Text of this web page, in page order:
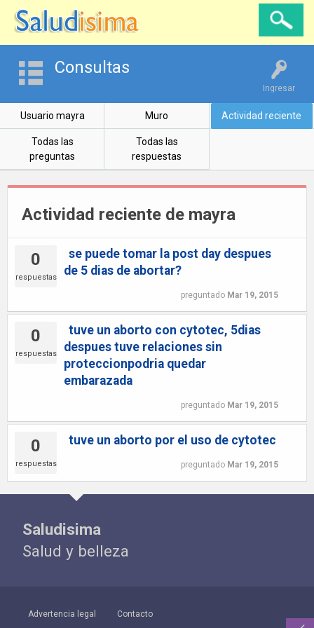
Ingresar
Consultas
Usuario mayra Muro Actividad reciente
Todas las
preguntas
Todas las
respuestas
Actividad reciente de mayra
0
respuestas
se puede tomar la post day despues
de 5 dias de abortar?
preguntado Mar 19, 2015
0
respuestas
tuve un aborto con cytotec, 5dias
despues tuve relaciones sin
proteccionpodria quedar
embarazada
preguntado Mar 19, 2015
0
respuestas
tuve un aborto por el uso de cytotec
preguntado Mar 19, 2015
Saludisima
Salud y belleza
Advertencia legal Contacto